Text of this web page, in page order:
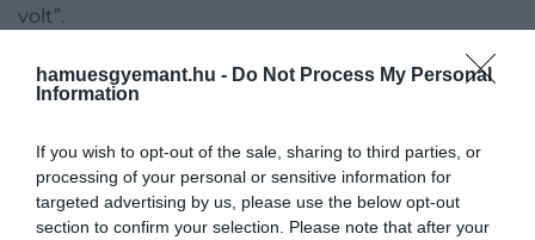
hamuesgyemant.hu - Do Not Process My Personal
Information
If you wish to opt-out of the sale, sharing to third parties, or
processing of your personal or sensitive information for
targeted advertising by us, please use the below opt-out
section to confirm your selection. Please note that after your
volt”.
egész élet áll előttük, amit a
rivaldafényben töltenek
majd. Ezért csak lassan és